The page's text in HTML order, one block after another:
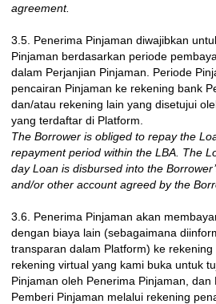
agreement.
3.5. Penerima Pinjaman diwajibkan
Pinjaman berdasarkan periode
dalam Perjanjian Pinjaman. Periode
pencairan Pinjaman ke rekening bank
dan/atau rekening lain yang disetujui
yang terdaftar di Platform.
The Borrower is obliged to repay the
repayment period within the LBA. The
day Loan is disbursed into the
and/or other account agreed by the
3.6. Penerima Pinjaman akan
dengan biaya lain (sebagaimana
transparan dalam Platform) ke
rekening virtual yang kami buka untuk
Pinjaman oleh Penerima Pinjaman,
Pemberi Pinjaman melalui rekening